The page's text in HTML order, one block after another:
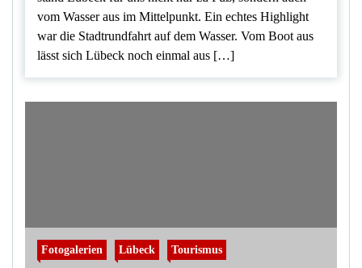
vom Wasser aus im Mittelpunkt. Ein echtes Highlight
war die Stadtrundfahrt auf dem Wasser. Vom Boot aus
lässt sich Lübeck noch einmal aus […]
Fotogalerien Lübeck Tourismus